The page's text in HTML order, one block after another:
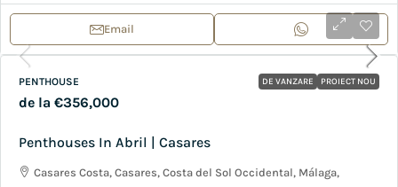
Email
DE VANZARE PROIECT NOU
PENTHOUSE
de la €356,000
Penthouses In Abril | Casares
Casares Costa, Casares, Costa del Sol Occidental, Málaga,